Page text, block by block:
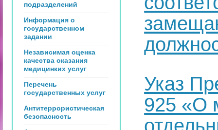
подразделений
Информация о
государственном
задании
Независимая оценка
качества оказания
медицинких услуг
Перечень
государственных услуг
Антитеррористическая
безопасность
Указ
925 «О